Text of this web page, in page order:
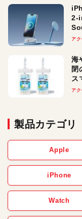
2-
ー
アク
海
閉
ス
アク
製品カテゴリ
Apple
iPhone
Watch